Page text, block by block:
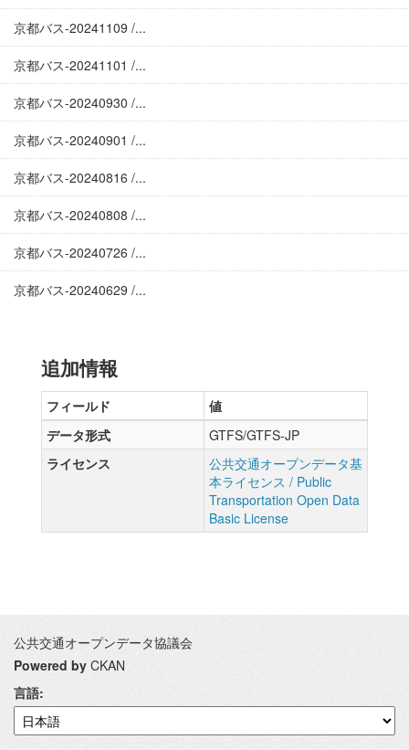
京都バス-20241109 /...
京都バス-20241101 /...
京都バス-20240930 /...
京都バス-20240901 /...
京都バス-20240816 /...
京都バス-20240808 /...
京都バス-20240726 /...
京都バス-20240629 /...
追加情報
フィールド
値
データ形式
GTFS/GTFS-JP
ライセンス
公共交通オープンデータ基
本ライセンス / Public
Transportation Open Data
Basic License
公共交通オープンデータ協議会
Powered by CKAN
言語